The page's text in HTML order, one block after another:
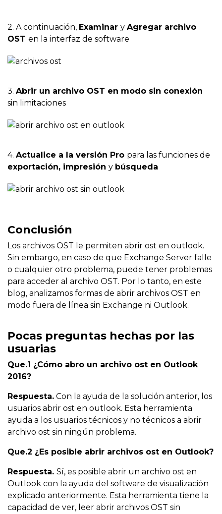
2. A continuación, Examinar y Agregar archivo
OST en la interfaz de software
3. Abrir un archivo OST en modo sin conexión
sin limitaciones
4. Actualice a la versión Pro para las funciones de
exportación, impresión y búsqueda
Conclusión
Los archivos OST le permiten abrir ost en outlook.
Sin embargo, en caso de que Exchange Server falle
o cualquier otro problema, puede tener problemas
para acceder al archivo OST. Por lo tanto, en este
blog, analizamos formas de abrir archivos OST en
modo fuera de línea sin Exchange ni Outlook.
Pocas preguntas hechas por las
usuarias
Que.1 ¿Cómo abro un archivo ost en Outlook
2016?
Respuesta. Con la ayuda de la solución anterior, los
usuarios abrir ost en outlook. Esta herramienta
ayuda a los usuarios técnicos y no técnicos a abrir
archivo ost sin ningún problema.
Que.2 ¿Es posible abrir archivos ost en Outlook?
Respuesta. Sí, es posible abrir un archivo ost en
Outlook con la ayuda del software de visualización
explicado anteriormente. Esta herramienta tiene la
capacidad de ver, leer abrir archivos OST sin